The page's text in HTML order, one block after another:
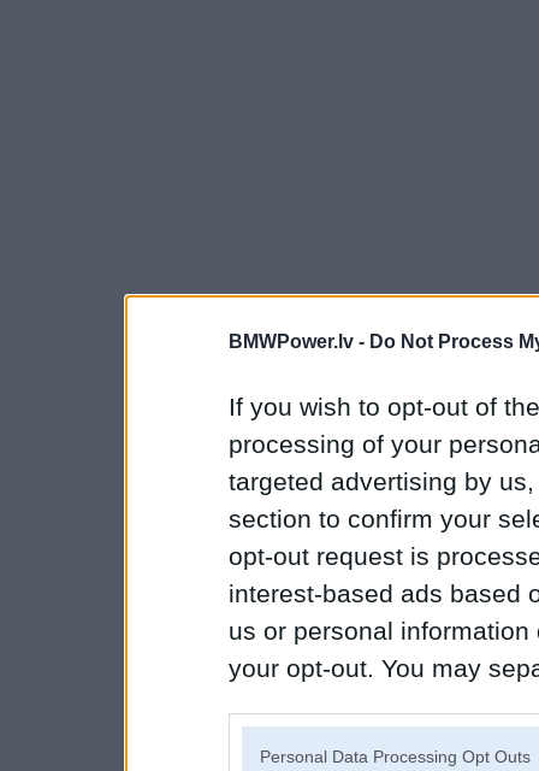
BMWPower.lv - Do Not Process
If you wish to opt-out of
processing of your
targeted advertising by
section to confirm your
opt-out request is
interest-based ads based
us or personal
your opt-out. You may
Personal Data Processing Opt Outs